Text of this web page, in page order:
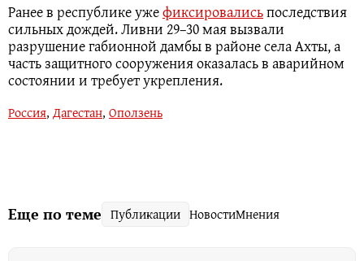
Ранее в республике ужефиксировалисьпоследствия
сильных дождей. Ливни 29–30 мая вызвали
разрушение габионной дамбы в районе села Ахты, а
часть защитного сооружения оказалась в аварийном
состоянии и требует укрепления.
Россия, Дагестан, Оползень
Еще по теме Публикации НовостиМнения